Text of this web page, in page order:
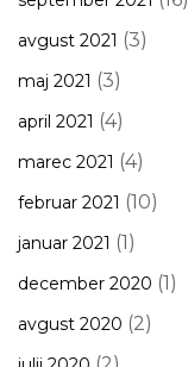
avgust 2021 (3)
maj 2021 (3)
april 2021 (4)
marec 2021 (4)
februar 2021 (10)
januar 2021 (1)
december 2020 (1)
avgust 2020 (2)